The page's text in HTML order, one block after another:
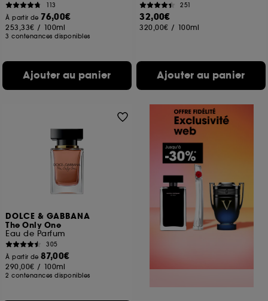
113
À partir de 76,00€
253,33€ / 100ml
3 contenances disponibles
Ajouter au panier
251
32,00€
320,00€ / 100ml
Ajouter au panier
DOLCE & GABBANA
The Only One
Eau de Parfum
305
À partir de87,00€
290,00€ / 100ml
2 contenances disponibles